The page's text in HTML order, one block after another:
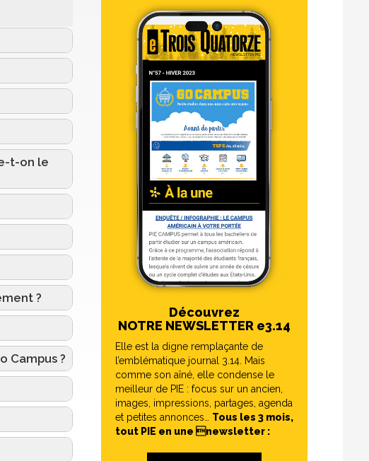
t-on le
?
Campus ?
Découvrez
NOTRE NEWSLETTER e3.14
Elle est la digne remplaçante de
l’emblématique journal 3.14. Mais
comme son aîné, elle condense le
meilleur de PIE : focus sur un ancien,
images, impressions, partages, agenda
et petites annonces… Tous les 3 mois,
tout PIE en une newsletter :